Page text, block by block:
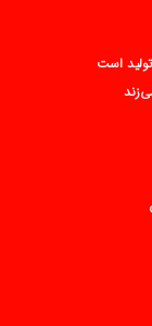
است